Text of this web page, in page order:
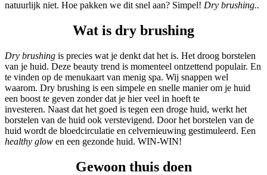
natuurlijk niet. Hoe pakken we dit snel aan? Simpel! Dry brushing..
Wat is dry brushing
Dry brushing is precies wat je denkt dat het is. Het droog borstelen
van je huid. Deze beauty trend is momenteel ontzettend populair. En
te vinden op de menukaart van menig spa. Wij snappen wel
waarom. Dry brushing is een simpele en snelle manier om je huid
een boost te geven zonder dat je hier veel in hoeft te
investeren. Naast dat het goed is tegen een droge huid, werkt het
borstelen van de huid ook verstevigend. Door het borstelen van de
huid wordt de bloedcirculatie en celvernieuwing gestimuleerd. Een
healthy glow en een gezonde huid. WIN-WIN!
Gewoon thuis doen